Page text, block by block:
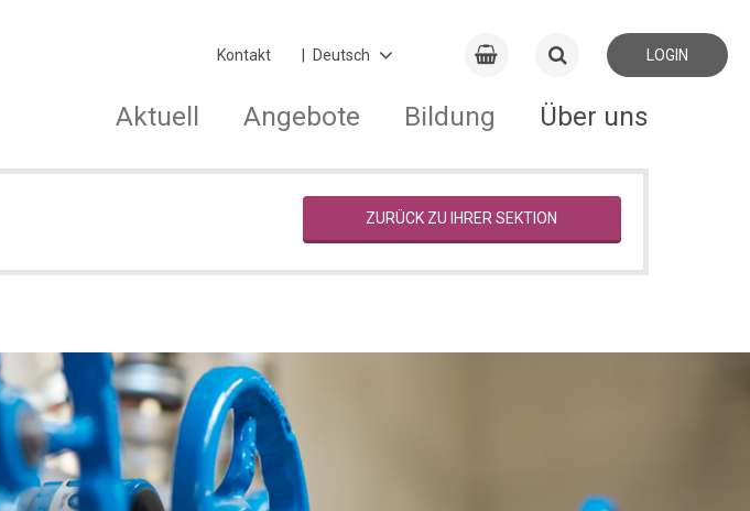
Kontakt LOGIN
Aktuell Angebote Bildung Über uns
ZURÜCK ZU IHRER SEKTION